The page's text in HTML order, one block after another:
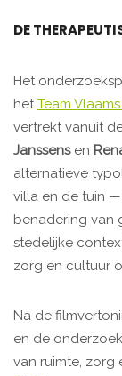
DE
Het
hetTeam
vertrekt vanuit
Janssensen
alternatieve
villa en de tuin
benadering van
stedelijke
zorg en cultuur
Na de
en de
van ruimte, zorg